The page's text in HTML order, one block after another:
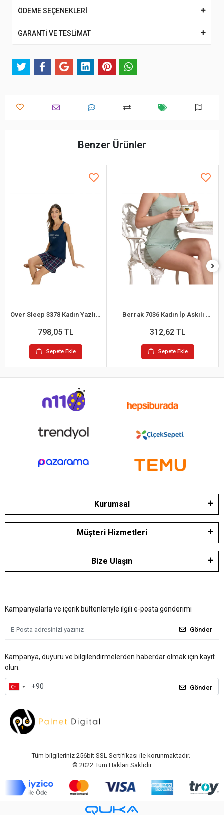
ÖDEME SEÇENEKLERİ
GARANTİ VE TESLİMAT
Benzer Ürünler
Over Sleep 3378 Kadın Yazlık Süprem Şort Pijama Takım (M-L-XL-XXL)
798,05 TL
Sepete Ekle
Berrak 7036 Kadın İp Askılı Şortlu Pijama Takım
312,62 TL
Sepete Ekle
Kurumsal
Müşteri Hizmetleri
Bize Ulaşın
Kampanyalarla ve içerik bültenleriyle ilgili e-posta gönderimi
Gönder
Kampanya, duyuru ve bilgilendirmelerden haberdar olmak için kayıt
olun.
Gönder
Tüm bilgileriniz 256bit SSL Sertifikası ile korunmaktadır.
© 2022 Tüm Hakları Saklıdır